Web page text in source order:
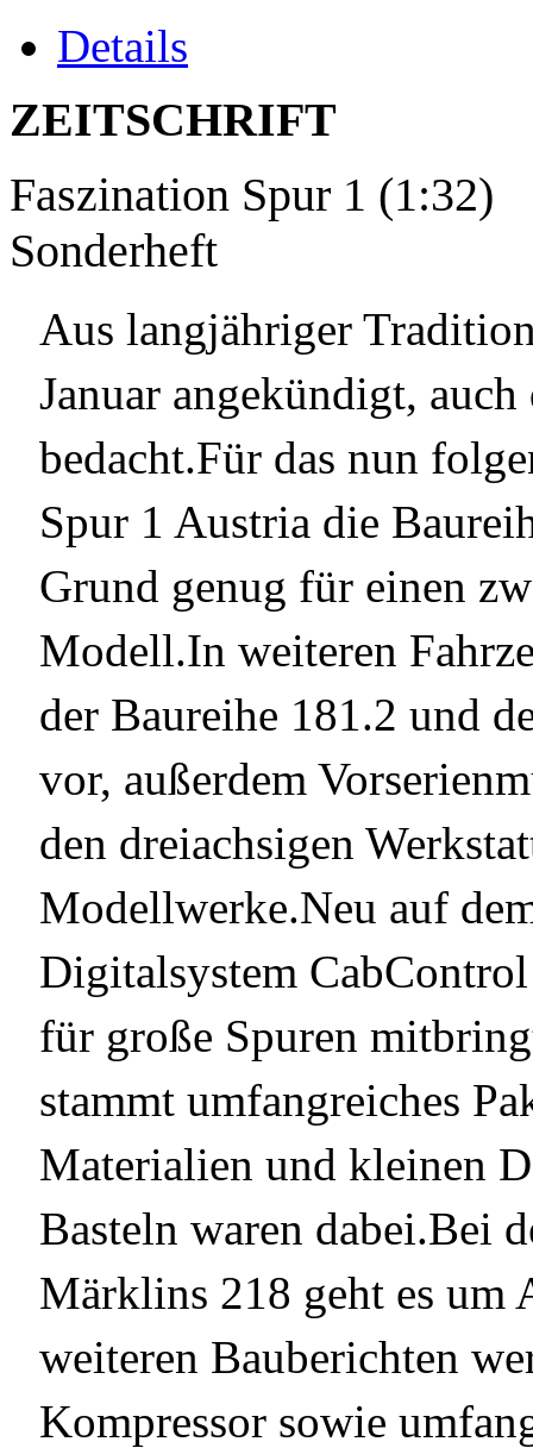
Details
ZEITSCHRIFT
Faszination Spur 1
Sonderheft
Aus langjähriger
Januar angekündigt,
bedacht.Für das nun
Spur 1 Austria die
Grund genug für einen
Modell.In weiteren
der Baureihe 181.2 und
vor, außerdem
den dreiachsigen
Modellwerke.Neu auf
Digitalsystem
für große Spuren
stammt umfangreiches
Materialien und kleinen
Basteln waren dabei.Bei
Märklins 218 geht es um
weiteren Bauberichten
Kompressor sowie